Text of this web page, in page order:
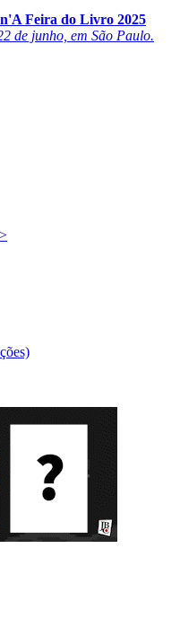
Feira do Livro 2025
de junho, em São Paulo.